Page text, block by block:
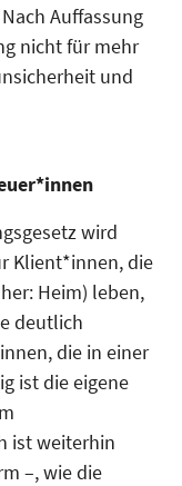
Auffassung
nicht für mehr
und
wird
Klient*innen, die
Heim) leben,
deutlich
die in einer
ist die eigene
ist weiterhin
–, wie die